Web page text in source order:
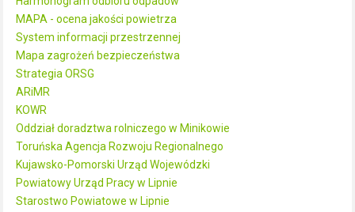
MAPA - ocena jakości powietrza
System informacji przestrzennej
Mapa zagrożeń bezpieczeństwa
Strategia ORSG
ARiMR
KOWR
Oddział doradztwa rolniczego w Minikowie
Toruńska Agencja Rozwoju Regionalnego
Kujawsko-Pomorski Urząd Wojewódzki
Powiatowy Urząd Pracy w Lipnie
Starostwo Powiatowe w Lipnie